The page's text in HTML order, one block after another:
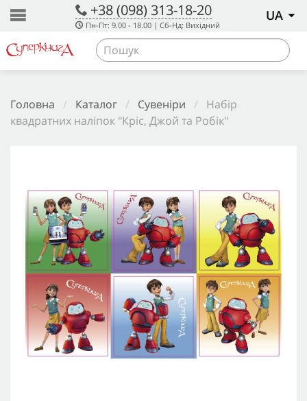
+38 (098) 313-18-20
Пн-Пт: 9.00 - 18.00 | Сб-Нд: Вихідний
UA
Головна / Каталог / Сувеніри / Набір
квадратних наліпок "Кріс, Джой та Робік"